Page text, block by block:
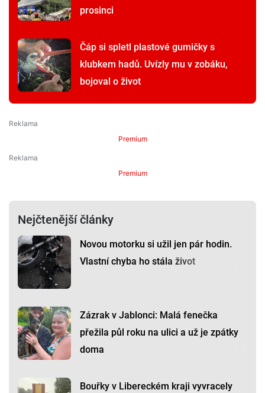
prosinci
Čáp si spletl plastové gumičky s
klubkem hadů. Uvízly mu v zobáku,
bojoval o život
Premium
Premium
Nejčtenější články
Novou motorku si užil jen pár hodin.
Vlastní chyba ho stála život
Zázrak v Jablonci: Malá fenečka
přežila půl roku na ulici a už je zpátky
doma
Bouřky v Libereckém kraji vyvracely